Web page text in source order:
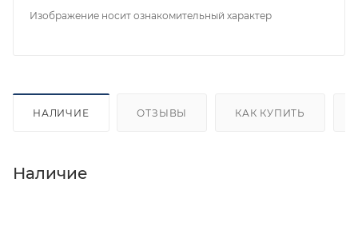
Изображение носит ознакомительный характер
НАЛИЧИЕ ОТЗЫВЫ КАК КУПИТЬ
Наличие